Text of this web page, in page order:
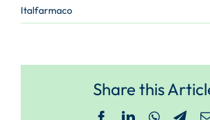
Italfarmaco
Share this
Facebook
LinkedIn